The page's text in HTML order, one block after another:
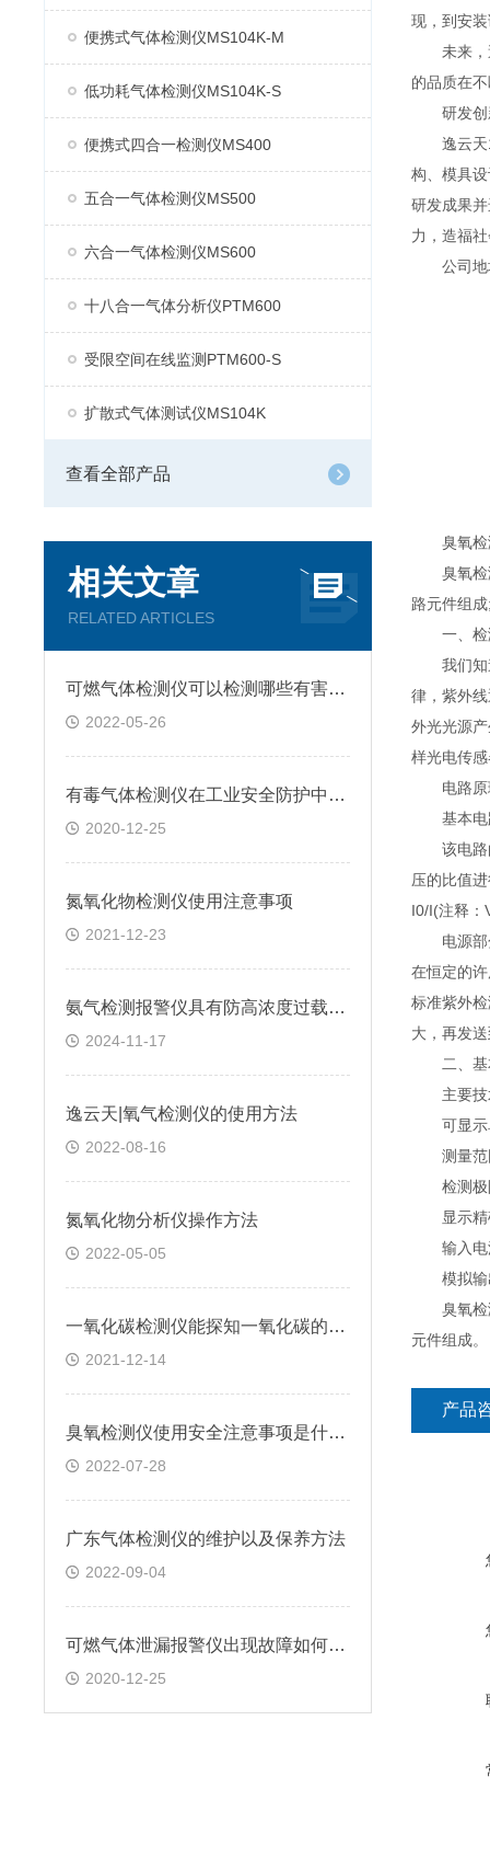
便携式气体检测仪MS104K-M
低功耗气体检测仪MS104K-S
便携式四合一检测仪MS400
五合一气体检测仪MS500
六合一气体检测仪MS600
十八合一气体分析仪PTM600
受限空间在线监测PTM600-S
扩散式气体测试仪MS104K
查看全部产品
相关文章
RELATED ARTICLES
可燃气体检测仪可以检测哪些有害气体呢
2022-05-26
有毒气体检测仪在工业安全防护中的重要性
2020-12-25
氮氧化物检测仪使用注意事项
2021-12-23
氨气检测报警仪具有防高浓度过载功能和自我保护功能
2024-11-17
逸云天|氧气检测仪的使用方法
2022-08-16
氮氧化物分析仪操作方法
2022-05-05
一氧化碳检测仪能探知一氧化碳的浓度变化吗
2021-12-14
臭氧检测仪使用安全注意事项是什么？
2022-07-28
广东气体检测仪的维护以及保养方法
2022-09-04
可燃气体泄漏报警仪出现故障如何检测?
2020-12-25
现，到安
未来，逸
的品质在
研发创
逸云天13
构、模具
研发成果
力，造福
公司地址
臭氧检
臭氧检测
路元件组
一、检
我们知道
律，紫外
外光光源
样光电传
电路原
基本电路
该电路的
压的比值
I0/I(注释：
电源部分
在恒定的
标准紫外
大，再发
二、基
主要技
可显示
测量范围
检测极
显示精
输入电源
模拟输
臭氧检测
元件组成。
产品